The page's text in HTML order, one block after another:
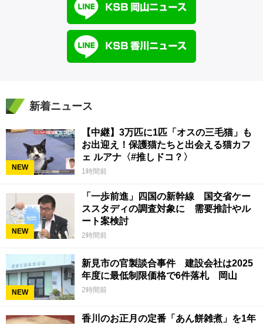
新着ニュース
NEW
【中継】3万匹に1匹「オスの三毛猫」も
お出迎え！保護猫たちと出会える猫カフ
ェ ルアナ〈#推しドコ？〉
1時間前
NEW
「一歩前進」四国の新幹線 国交省ケー
ススタディの調査対象に 需要推計やル
ート案検討
2時間前
NEW
新見市の官製談合事件 建設会社は2025
年度に最低制限価格で6件落札 岡山
2時間前
香川のお正月の定番「あん餅雑煮」を1年